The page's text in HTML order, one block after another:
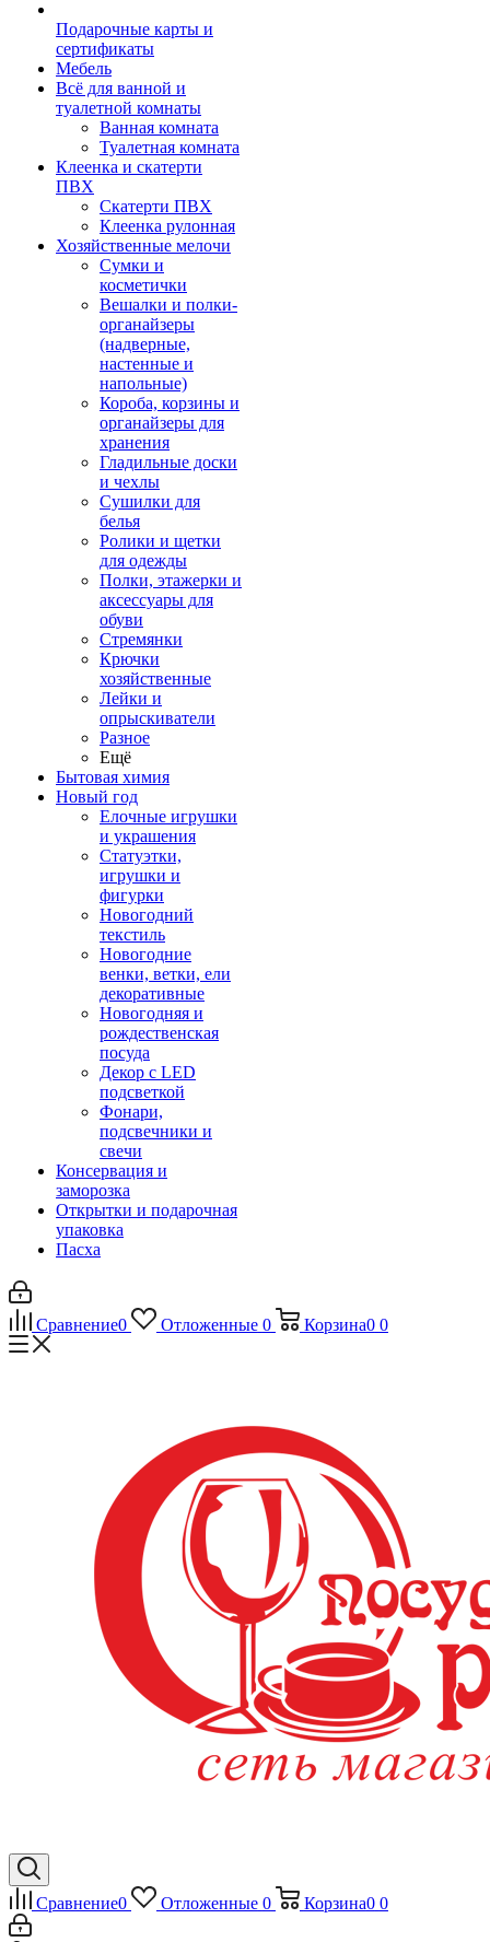
Подарочные карты и
сертификаты
Мебель
Всё для ванной и
туалетной комнаты
Ванная комната
Туалетная комната
Клеенка и скатерти
ПВХ
Скатерти ПВХ
Клеенка рулонная
Хозяйственные мелочи
Сумки и
косметички
Вешалки и полки-
органайзеры
(надверные,
настенные и
напольные)
Короба, корзины и
органайзеры для
хранения
Гладильные доски
и чехлы
Сушилки для
белья
Ролики и щетки
для одежды
Полки, этажерки и
аксессуары для
обуви
Стремянки
Крючки
хозяйственные
Лейки и
опрыскиватели
Разное
Ещё
Бытовая химия
Новый год
Елочные игрушки
и украшения
Статуэтки,
игрушки и
фигурки
Новогодний
текстиль
Новогодние
венки, ветки, ели
декоративные
Новогодняя и
рождественская
посуда
Декор с LED
подсветкой
Фонари,
подсвечники и
свечи
Консервация и
заморозка
Открытки и подарочная
упаковка
Пасха
Сравнение0 Отложенные 0 Корзина0 0
Сравнение0 Отложенные 0 Корзина0 0